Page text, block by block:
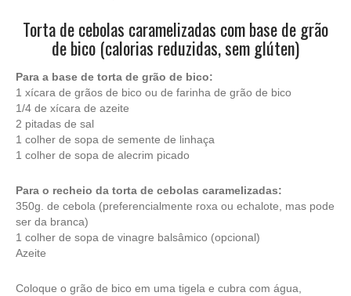
Torta de cebolas caramelizadas com base de grão
de bico (calorias reduzidas, sem glúten)
Para a base de torta de grão de bico:
1 xícara de grãos de bico ou de farinha de grão de bico
1/4 de xícara de azeite
2 pitadas de sal
1 colher de sopa de semente de linhaça
1 colher de sopa de alecrim picado
Para o recheio da torta de cebolas caramelizadas:
350g. de cebola (preferencialmente roxa ou echalote, mas pode
ser da branca)
1 colher de sopa de vinagre balsâmico (opcional)
Azeite
Coloque o grão de bico em uma tigela e cubra com água,